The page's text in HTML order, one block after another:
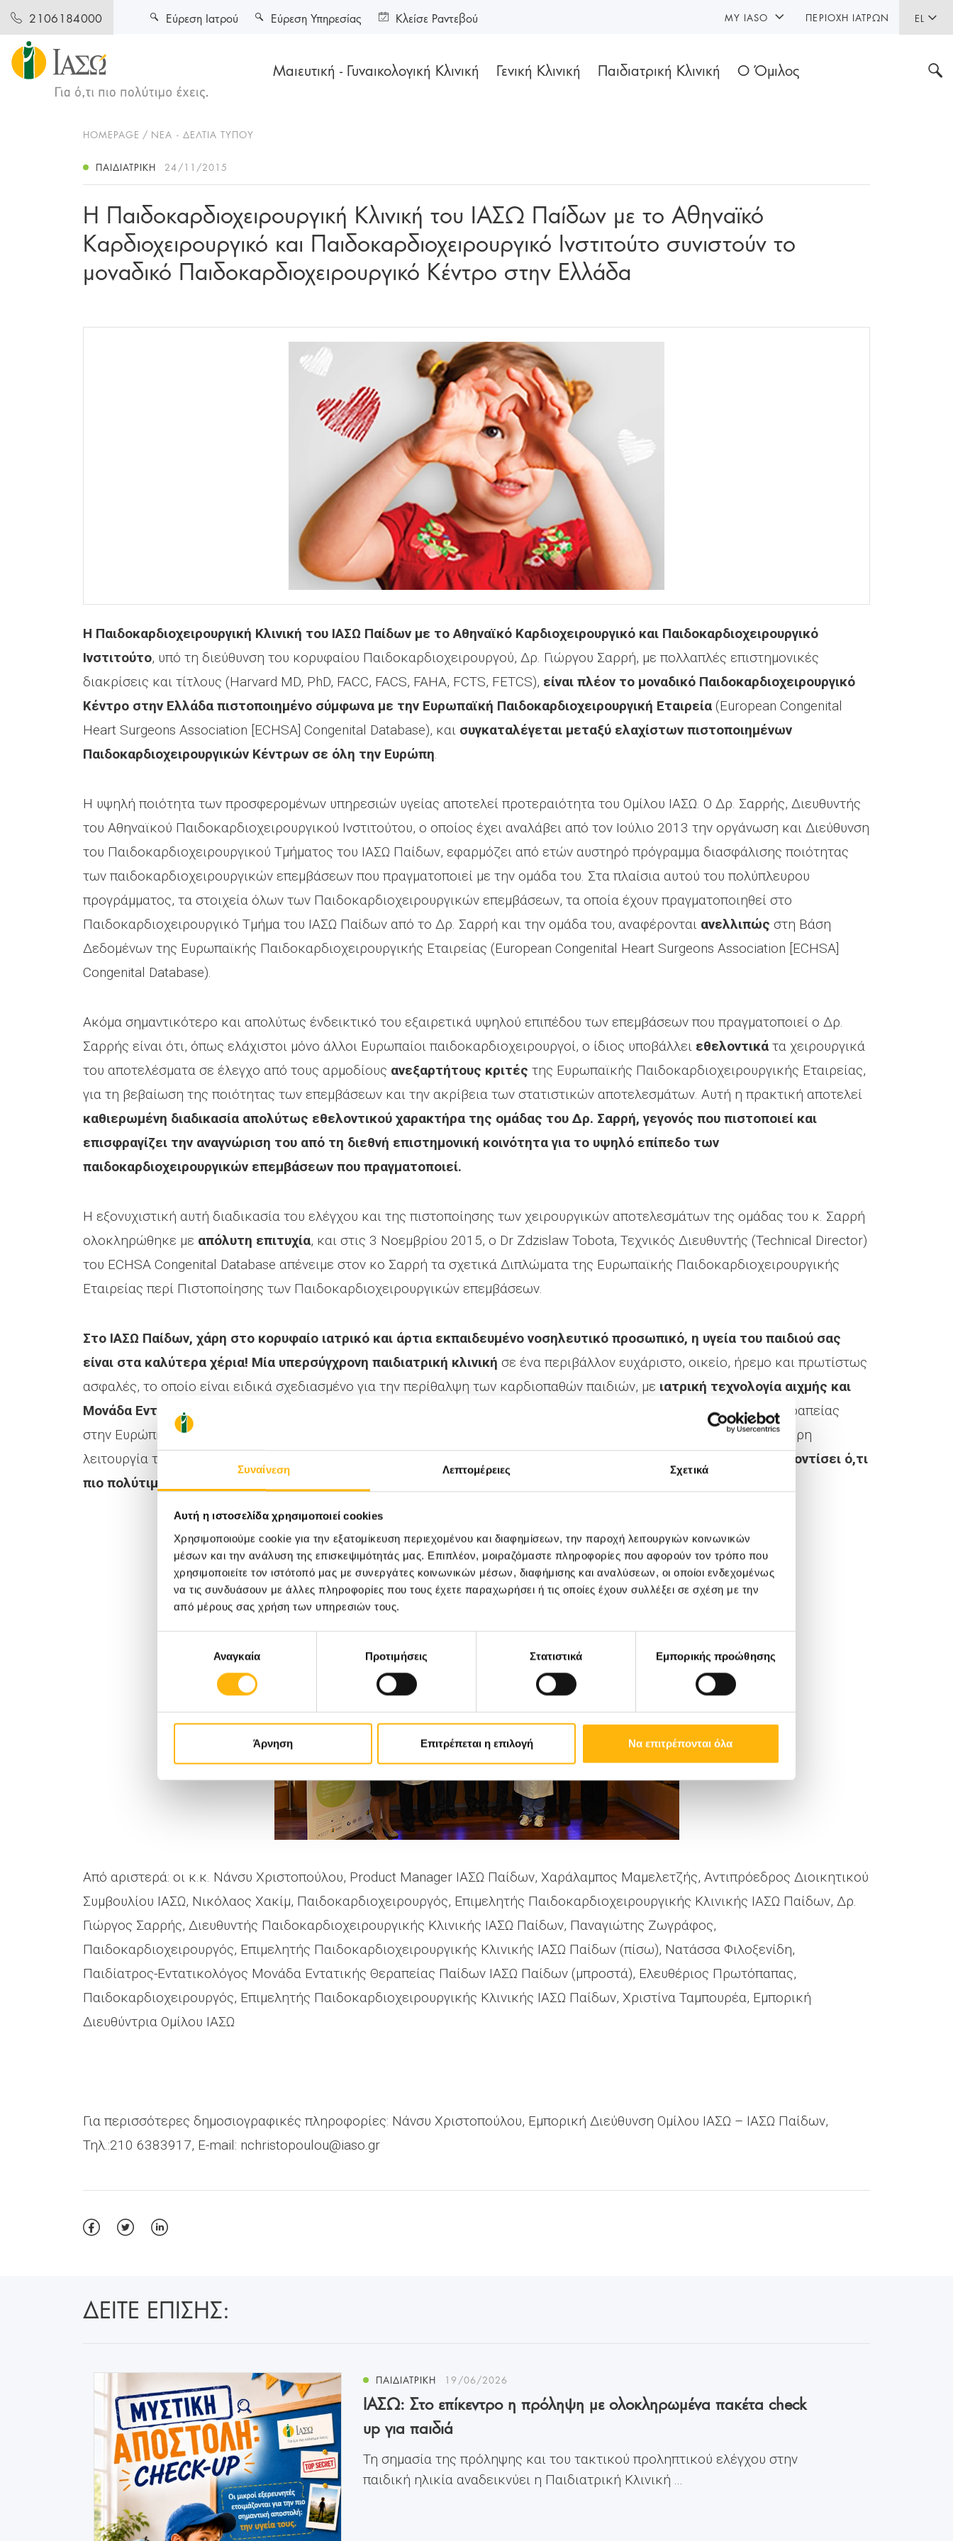
Συναίνεση Λεπτομέρειες Σχετικά
Αυτή η ιστοσελίδα χρησιμοποιεί cookies
Χρησιμοποιούμε cookie για την εξατομίκευση περιεχομένου και διαφημίσεων, την παροχή λειτουργιών κοινωνικών
μέσων και την ανάλυση της επισκεψιμότητάς μας. Επιπλέον, μοιραζόμαστε πληροφορίες που αφορούν τον τρόπο που
χρησιμοποιείτε τον ιστότοπό μας με συνεργάτες κοινωνικών μέσων, διαφήμισης και αναλύσεων, οι οποίοι ενδεχομένως
να τις συνδυάσουν με άλλες πληροφορίες που τους έχετε παραχωρήσει ή τις οποίες έχουν συλλέξει σε σχέση με την
από μέρους σας χρήση των υπηρεσιών τους.
συγκατάθεσηςΑναγκαία Προτιμήσεις Στατιστικά Εμπορικής προώθησης
Άρνηση Επιτρέπεται η επιλογή Να επιτρέπονται όλα
2106184000 EL
Μαιευτική - Γυναικολογική Κλινική Γενική Κλινική Παιδιατρική Κλινική Ο Όμιλος
Εύρεση Ιατρού Εύρεση Υπηρεσίας Κλείσε Ραντεβού MY IASO ΠΕΡΙΟΧΉ ΙΑΤΡΏΝ
HOMEPAGE ΝΕΑ - ΔΕΛΤΙΑ ΤΥΠΟΥ
ΠΑΙΔΙΑΤΡΙΚΉ 24/11/2015
Η Παιδοκαρδιοχειρουργική Κλινική του ΙΑΣΩ Παίδων με το Αθηναϊκό
Καρδιοχειρουργικό και Παιδοκαρδιοχειρουργικό Ινστιτούτο συνιστούν το
μοναδικό Παιδοκαρδιοχειρουργικό Κέντρο στην Ελλάδα
Η Παιδοκαρδιοχειρουργική Κλινική του ΙΑΣΩ Παίδων με το Αθηναϊκό Καρδιοχειρουργικό και Παιδοκαρδιοχειρουργικό
Ινστιτούτο, υπό τη διεύθυνση του κορυφαίου Παιδοκαρδιοχειρουργού, Δρ. Γιώργου Σαρρή, με πολλαπλές επιστημονικές
διακρίσεις και τίτλους (Harvard MD, PhD, FACC, FACS, FAHA, FCTS, FETCS), είναι πλέον το μοναδικό Παιδοκαρδιοχειρουργικό
Κέντρο στην Ελλάδα πιστοποιημένο σύμφωνα με την Ευρωπαϊκή Παιδοκαρδιοχειρουργική Εταιρεία (European Congenital
Heart Surgeons Association [ECHSA] Congenital Database), και συγκαταλέγεται μεταξύ ελαχίστων πιστοποιημένων
Παιδοκαρδιοχειρουργικών Κέντρων σε όλη την Ευρώπη.
Η υψηλή ποιότητα των προσφερομένων υπηρεσιών υγείας αποτελεί προτεραιότητα του Ομίλου ΙΑΣΩ. Ο Δρ. Σαρρής, Διευθυντής
του Αθηναϊκού Παιδοκαρδιοχειρουργικού Ινστιτούτου, ο οποίος έχει αναλάβει από τον Ιούλιο 2013 την οργάνωση και Διεύθυνση
του Παιδοκαρδιοχειρουργικού Τμήματος του ΙΑΣΩ Παίδων, εφαρμόζει από ετών αυστηρό πρόγραμμα διασφάλισης ποιότητας
των παιδοκαρδιοχειρουργικών επεμβάσεων που πραγματοποιεί με την ομάδα του. Στα πλαίσια αυτού του πολύπλευρου
προγράμματος, τα στοιχεία όλων των Παιδοκαρδιοχειρουργικών επεμβάσεων, τα οποία έχουν πραγματοποιηθεί στο
Παιδοκαρδιοχειρουργικό Τμήμα του ΙΑΣΩ Παίδων από το Δρ. Σαρρή και την ομάδα του, αναφέρονται ανελλιπώς στη Βάση
Δεδομένων της Ευρωπαϊκής Παιδοκαρδιοχειρουργικής Εταιρείας (European Congenital Heart Surgeons Association [ECHSA]
Congenital Database).
Ακόμα σημαντικότερο και απολύτως ένδεικτικό του εξαιρετικά υψηλού επιπέδου των επεμβάσεων που πραγματοποιεί ο Δρ.
Σαρρής είναι ότι, όπως ελάχιστοι μόνο άλλοι Ευρωπαίοι παιδοκαρδιοχειρουργοί, ο ίδιος υποβάλλει εθελοντικά τα χειρουργικά
του αποτελέσματα σε έλεγχο από τους αρμοδίους ανεξαρτήτους κριτές της Ευρωπαϊκής Παιδοκαρδιοχειρουργικής Εταιρείας,
για τη βεβαίωση της ποιότητας των επεμβάσεων και την ακρίβεια των στατιστικών αποτελεσμάτων. Αυτή η πρακτική αποτελεί
καθιερωμένη διαδικασία απολύτως εθελοντικού χαρακτήρα της ομάδας του Δρ. Σαρρή, γεγονός που πιστοποιεί και
επισφραγίζει την αναγνώριση του από τη διεθνή επιστημονική κοινότητα για το υψηλό επίπεδο των
παιδοκαρδιοχειρουργικών επεμβάσεων που πραγματοποιεί.
Η εξονυχιστική αυτή διαδικασία του ελέγχου και της πιστοποίησης των χειρουργικών αποτελεσμάτων της ομάδας του κ. Σαρρή
ολοκληρώθηκε με απόλυτη επιτυχία, και στις 3 Νοεμβρίου 2015, ο Dr Zdzislaw Tobota, Τεχνικός Διευθυντής (Technical Director)
του ECHSA Congenital Database απένειμε στον κο Σαρρή τα σχετικά Διπλώματα της Ευρωπαϊκής Παιδοκαρδιοχειρουργικής
Εταιρείας περί Πιστοποίησης των Παιδοκαρδιοχειρουργικών επεμβάσεων.
Στο ΙΑΣΩ Παίδων, χάρη στο κορυφαίο ιατρικό και άρτια εκπαιδευμένο νοσηλευτικό προσωπικό, η υγεία του παιδιού σας
είναι στα καλύτερα χέρια! Μία υπερσύγχρονη παιδιατρική κλινική σε ένα περιβάλλον ευχάριστο, οικείο, ήρεμο και πρωτίστως
ασφαλές, το οποίο είναι ειδικά σχεδιασμένο για την περίθαλψη των καρδιοπαθών παιδιών, με ιατρική τεχνολογία αιχμής και
Μονάδα Εντατικής Θεραπείας Παίδων
(ΜΕΘ), η οποία αποτελεί μία από τις πιο προηγμένες Μονάδες Εντατικής Θεραπείας
στην Ευρώπη,
μοναδικό μέλημά μας είναι η καλλίτερη δυνατή φροντίδα των μικρών μας ασθενών
. Χάρη στην 24ωρη
λειτουργία του Τμήματος Επειγόντων περιστατικών, το ΙΑΣΩ Παίδων βρίσκεται δίπλα σας ανά πάσα στιγμή για να
φροντίσει ό,τι
πιο πολύτιμο έχετε…την υγεία του παιδιού σας
Από αριστερά: οι κ.κ. Νάνσυ Χριστοπούλου, Product Manager ΙΑΣΩ Παίδων, Χαράλαμπος Μαμελετζής, Αντιπρόεδρος Διοικητικού
Συμβουλίου ΙΑΣΩ, Νικόλαος Χακίμ, Παιδοκαρδιοχειρουργός, Επιμελητής Παιδοκαρδιοχειρουργικής Κλινικής ΙΑΣΩ Παίδων, Δρ.
Γιώργος Σαρρής, Διευθυντής Παιδοκαρδιοχειρουργικής Κλινικής ΙΑΣΩ Παίδων, Παναγιώτης Ζωγράφος,
Παιδοκαρδιοχειρουργός, Επιμελητής Παιδοκαρδιοχειρουργικής Κλινικής ΙΑΣΩ Παίδων (πίσω), Νατάσσα Φιλοξενίδη,
Παιδίατρος-Εντατικολόγος Μονάδα Εντατικής Θεραπείας Παίδων ΙΑΣΩ Παίδων (μπροστά), Ελευθέριος Πρωτόπαπας,
Παιδοκαρδιοχειρουργός, Επιμελητής Παιδοκαρδιοχειρουργικής Κλινικής ΙΑΣΩ Παίδων, Χριστίνα Ταμπουρέα, Εμπορική
Διευθύντρια Ομίλου ΙΑΣΩ
Για περισσότερες δημοσιογραφικές πληροφορίες: Νάνσυ Χριστοπούλου, Εμπορική Διεύθυνση Ομίλου ΙΑΣΩ – ΙΑΣΩ Παίδων,
Τηλ.:210 6383917, E-mail: nchristopoulou@iaso.gr
ΔΕΙΤΕ ΕΠΙΣΗΣ:
ΠΑΙΔΙΑΤΡΙΚΗ 19/06/2026
ΙΑΣΩ: Στο επίκεντρο η πρόληψη με ολοκληρωμένα πακέτα check
up για παιδιά
Τη σημασία της πρόληψης και του τακτικού προληπτικού ελέγχου στην
παιδική ηλικία αναδεικνύει η Παιδιατρική Κλινική ...